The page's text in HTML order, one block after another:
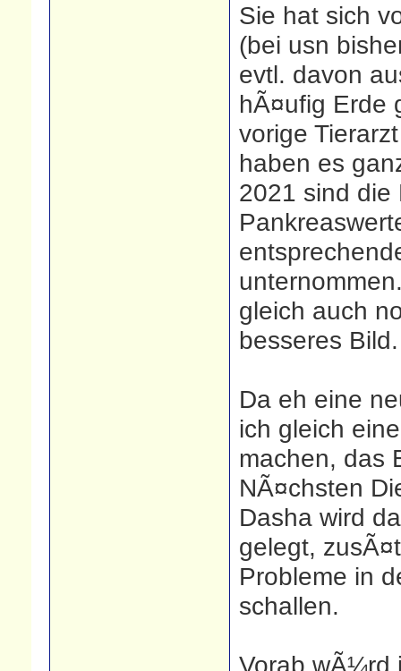
Sie hat sich
(bei usn
evtl. davon
hÃ¤ufig Erde
vorige
haben es
2021 sind die
gleich auch
besseres Bild.
Da eh eine
ich gleich
machen, das
NÃ¤chsten
Dasha wird
gelegt,
Probleme in
schallen.
Vorab wÃ¼rd